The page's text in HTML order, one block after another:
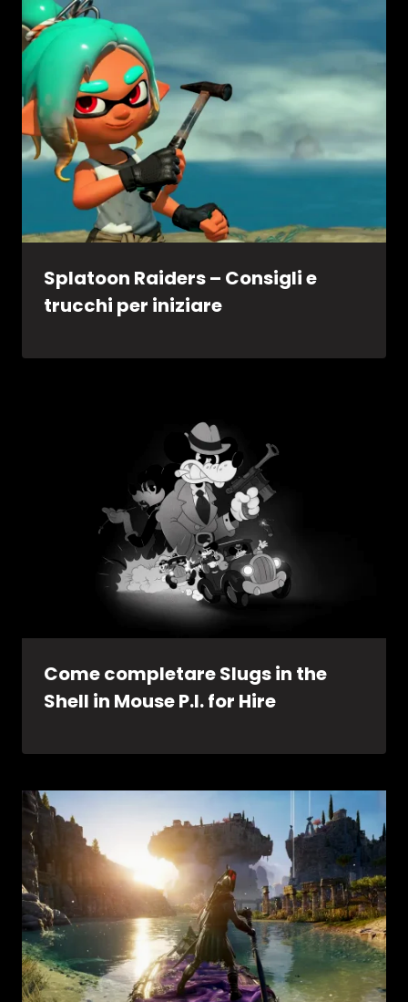
Splatoon Raiders – Consigli e
trucchi per iniziare
Come completare Slugs in the
Shell in Mouse P.I. for Hire